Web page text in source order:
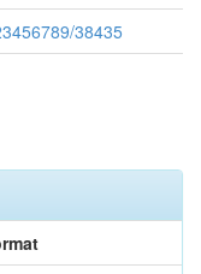
38435